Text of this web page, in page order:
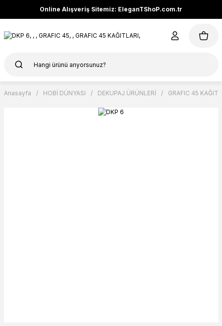
Online Alışveriş Sitemiz: EleganTShoP.com.tr
Anasayfa HOBİ DÜNYASI DEKUPAJ ÜRÜNLERİ GRAFIC 45